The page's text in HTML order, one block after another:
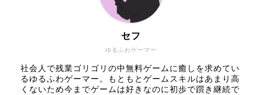
ゆるふわゲーマー
セフ
社会人で残業ゴリゴリの中無料ゲームに癒しを求めてい
るゆるふわゲーマー。もともとゲームスキルはあまり高
くないため今までゲームは好きなのに初歩で躓き継続で